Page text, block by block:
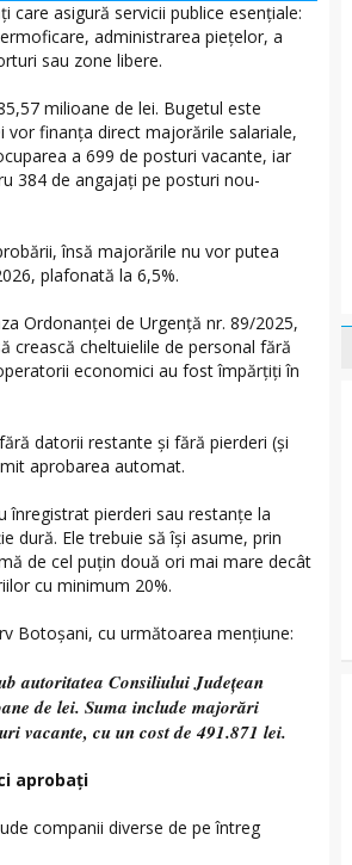
care asigură servicii publice esențiale:
administrarea piețelor, a
sau zone libere.
milioane de lei. Bugetul este
vor finanța direct majorările salariale,
a 699 de posturi vacante, iar
384 de angajați pe posturi nou-
însă majorările nu vor putea
plafonată la 6,5%.
Ordonanței de Urgență nr. 89/2025,
crească cheltuielile de personal fără
economici au fost împărțiți în
datorii restante și fără pierderi (și
aprobarea automat.
înregistrat pierderi sau restanțe la
dură. Ele trebuie să își asume, prin
de cel puțin două ori mai mare decât
cu minimum 20%.
Botoșani, cu următoarea mențiune:
autoritatea Consiliului Județean
de lei. Suma include majorări
vacante, cu un cost de 491.871 lei.
aprobați
companii diverse de pe întreg